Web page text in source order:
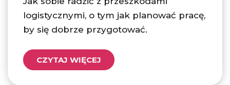
logistycznymi, o tym jak planować pracę,
by się dobrze przygotować.
CZYTAJ WIĘCEJ